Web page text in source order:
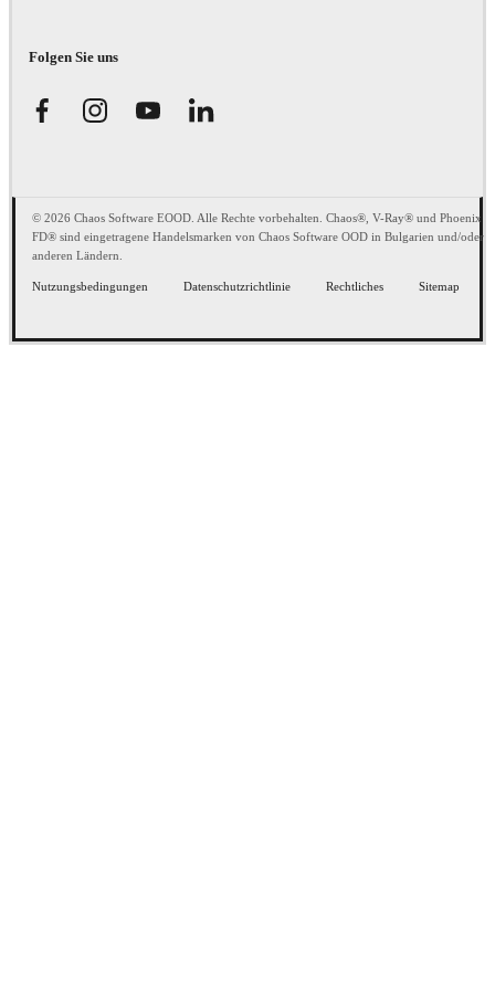
Folgen Sie uns
© 2026 Chaos Software EOOD. Alle Rechte vorbehalten. Chaos®, V-Ray® und Phoenix
FD® sind eingetragene Handelsmarken von Chaos Software OOD in Bulgarien und/oder
anderen Ländern.
Nutzungsbedingungen Datenschutzrichtlinie Rechtliches Sitemap